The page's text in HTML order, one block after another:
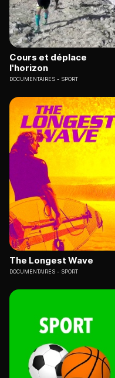
Cours et déplace
l'horizon
DOCUMENTAIRES SPORT
The Longest Wave
DOCUMENTAIRES SPORT